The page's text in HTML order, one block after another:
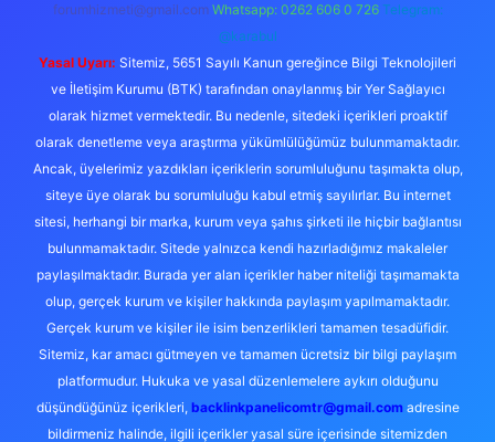
forumhizmeti@gmail.com Whatsapp: 0262 606 0 726 Telegram:
@karabul
Yasal Uyarı: Sitemiz, 5651 Sayılı Kanun gereğince Bilgi Teknolojileri
ve İletişim Kurumu (BTK) tarafından onaylanmış bir Yer Sağlayıcı
olarak hizmet vermektedir. Bu nedenle, sitedeki içerikleri proaktif
olarak denetleme veya araştırma yükümlülüğümüz bulunmamaktadır.
Ancak, üyelerimiz yazdıkları içeriklerin sorumluluğunu taşımakta olup,
siteye üye olarak bu sorumluluğu kabul etmiş sayılırlar. Bu internet
sitesi, herhangi bir marka, kurum veya şahıs şirketi ile hiçbir bağlantısı
bulunmamaktadır. Sitede yalnızca kendi hazırladığımız makaleler
paylaşılmaktadır. Burada yer alan içerikler haber niteliği taşımamakta
olup, gerçek kurum ve kişiler hakkında paylaşım yapılmamaktadır.
Gerçek kurum ve kişiler ile isim benzerlikleri tamamen tesadüfidir.
Sitemiz, kar amacı gütmeyen ve tamamen ücretsiz bir bilgi paylaşım
platformudur. Hukuka ve yasal düzenlemelere aykırı olduğunu
düşündüğünüz içerikleri, backlinkpanelicomtr@gmail.comadresine
bildirmeniz halinde, ilgili içerikler yasal süre içerisinde sitemizden